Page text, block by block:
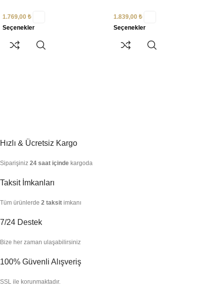
1.769,00 ₺
Seçenekler
1.839,00 ₺
Seçenekler
Hızlı & Ücretsiz Kargo
Siparişiniz 24 saat içinde kargoda
Taksit İmkanları
Tüm ürünlerde 2 taksit imkanı
7/24 Destek
Bize her zaman ulaşabilirsiniz
100% Güvenli Alışveriş
SSL ile korunmaktadır.